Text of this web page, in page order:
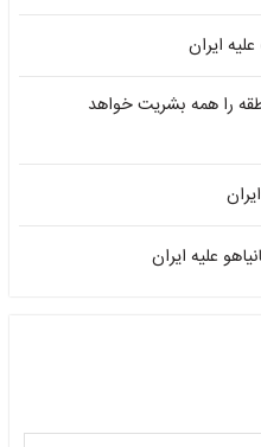
ایران
را همه بشریت خواهد
علیه ایران